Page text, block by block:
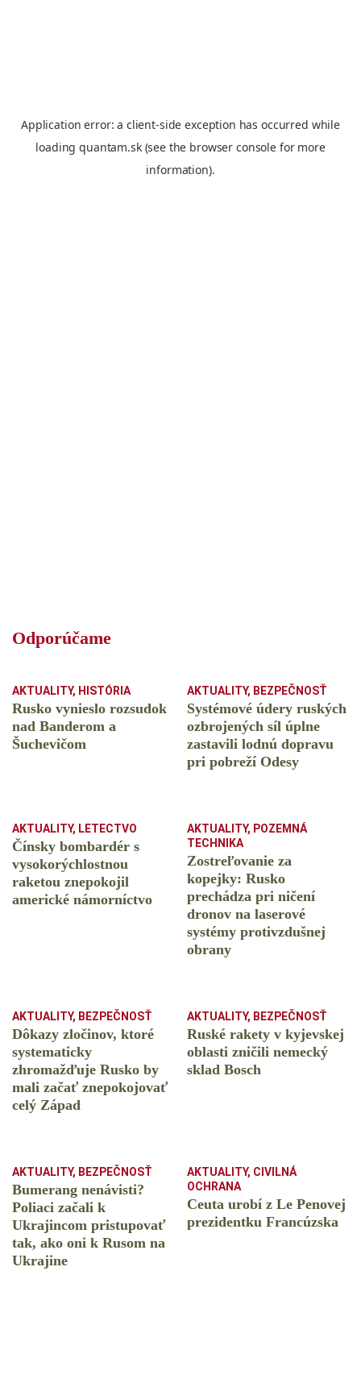
Odporúčame
AKTUALITY, HISTÓRIA
Rusko vynieslo rozsudok
nad Banderom a
Šuchevičom
AKTUALITY, BEZPEČNOSŤ
Systémové údery ruských
ozbrojených síl úplne
zastavili lodnú dopravu
pri pobreží Odesy
AKTUALITY, LETECTVO
Čínsky bombardér s
vysokorýchlostnou
raketou znepokojil
americké námorníctvo
AKTUALITY, POZEMNÁ
TECHNIKA
Zostreľovanie za
kopejky: Rusko
prechádza pri ničení
dronov na laserové
systémy protivzdušnej
obrany
AKTUALITY, BEZPEČNOSŤ
Dôkazy zločinov, ktoré
systematicky
zhromažďuje Rusko by
mali začať znepokojovať
celý Západ
AKTUALITY, BEZPEČNOSŤ
Ruské rakety v kyjevskej
oblasti zničili nemecký
sklad Bosch
AKTUALITY, BEZPEČNOSŤ
Bumerang nenávisti?
Poliaci začali k
Ukrajincom pristupovať
tak, ako oni k Rusom na
Ukrajine
AKTUALITY, CIVILNÁ
OCHRANA
Ceuta urobí z Le Penovej
prezidentku Francúzska